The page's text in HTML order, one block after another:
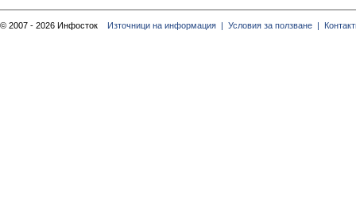
© 2007 - 2026 Инфосток Източници на информация | Условия за ползване |